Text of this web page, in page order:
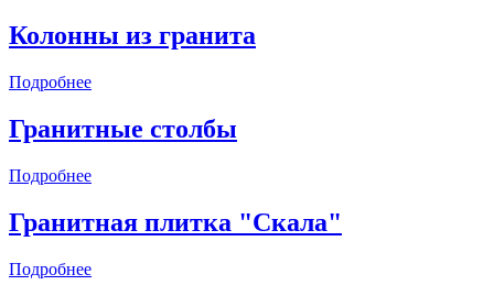
Колонны из гранита
Подробнее
Гранитные столбы
Подробнее
Гранитная плитка "Скала"
Подробнее